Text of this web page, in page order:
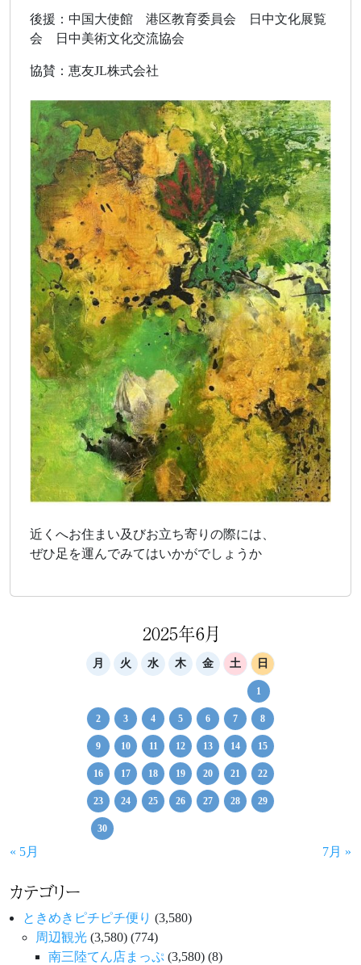
後援：中国大使館 港区教育委員会 日中文化展覧
会 日中美術文化交流協会
協賛：恵友JL株式会社
近くへお住まい及びお立ち寄りの際には、
ぜひ足を運んでみてはいかがでしょうか
2025年6月
月 火 水 木 金 土 日
1
2 3 4 5 6 7 8
9 10 11 12 13 14 15
16 17 18 19 20 21 22
23 24 25 26 27 28 29
30
« 5月 7月 »
カテゴリー
ときめきピチピチ便り (3,580)
周辺観光 (3,580) (774)
南三陸てん店まっぷ (3,580) (8)